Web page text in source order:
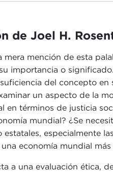
de Joel H.
mera mención de esta
importancia o
del concepto
un aspecto de la
en términos de justicia
mundial? ¿Se
estatales, especialmente
economía mundial más
a una evaluación ética,